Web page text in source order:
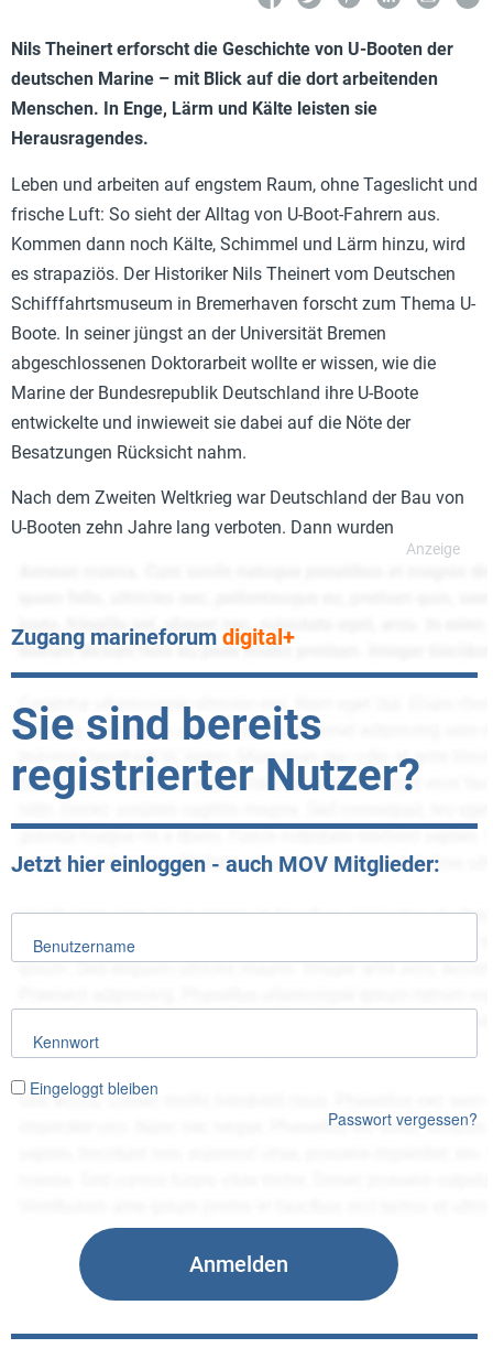
Nils Theinert erforscht die Geschichte von U-Booten der
deutschen Marine – mit Blick auf die dort arbeitenden
Menschen. In Enge, Lärm und Kälte leisten sie
Herausragendes.
Leben und arbeiten auf engstem Raum, ohne Tageslicht und
frische Luft: So sieht der Alltag von U-Boot-Fahrern aus.
Kommen dann noch Kälte, Schimmel und Lärm hinzu, wird
es strapaziös. Der Historiker Nils Theinert vom Deutschen
Schifffahrtsmuseum in Bremerhaven forscht zum Thema U-
Boote. In seiner jüngst an der Universität Bremen
abgeschlossenen Doktorarbeit wollte er wissen, wie die
Marine der Bundesrepublik Deutschland ihre U-Boote
entwickelte und inwieweit sie dabei auf die Nöte der
Besatzungen Rücksicht nahm.
Nach dem Zweiten Weltkrieg war Deutschland der Bau von
U-Booten zehn Jahre lang verboten. Dann wurden
Zugang marineforum digital+
Sie sind bereits
registrierter Nutzer?
Jetzt hier einloggen - auch MOV Mitglieder:
Benutzername
Kennwort
Eingeloggt bleiben
Passwort vergessen?